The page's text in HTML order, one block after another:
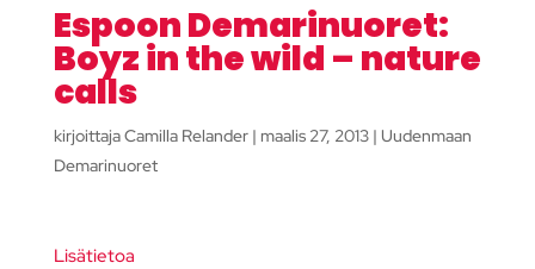
Espoon Demarinuoret:
Boyz in the wild – nature
calls
kirjoittajaCamilla Relander| maalis 27, 2013| Uudenmaan
Demarinuoret
Lisätietoa